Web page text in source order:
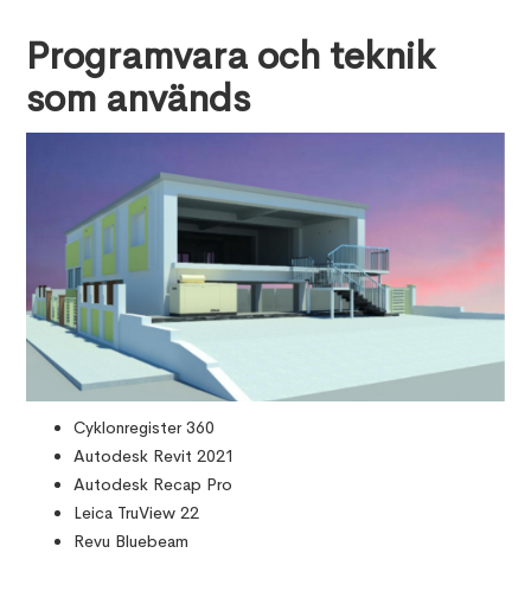
Programvara och teknik
som används
Cyklonregister 360
Autodesk Revit 2021
Autodesk Recap Pro
Leica TruView 22
Revu Bluebeam